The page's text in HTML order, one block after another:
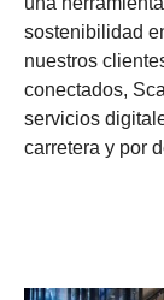
sostenibilidad
nuestros
conectados,
servicios
carretera y por